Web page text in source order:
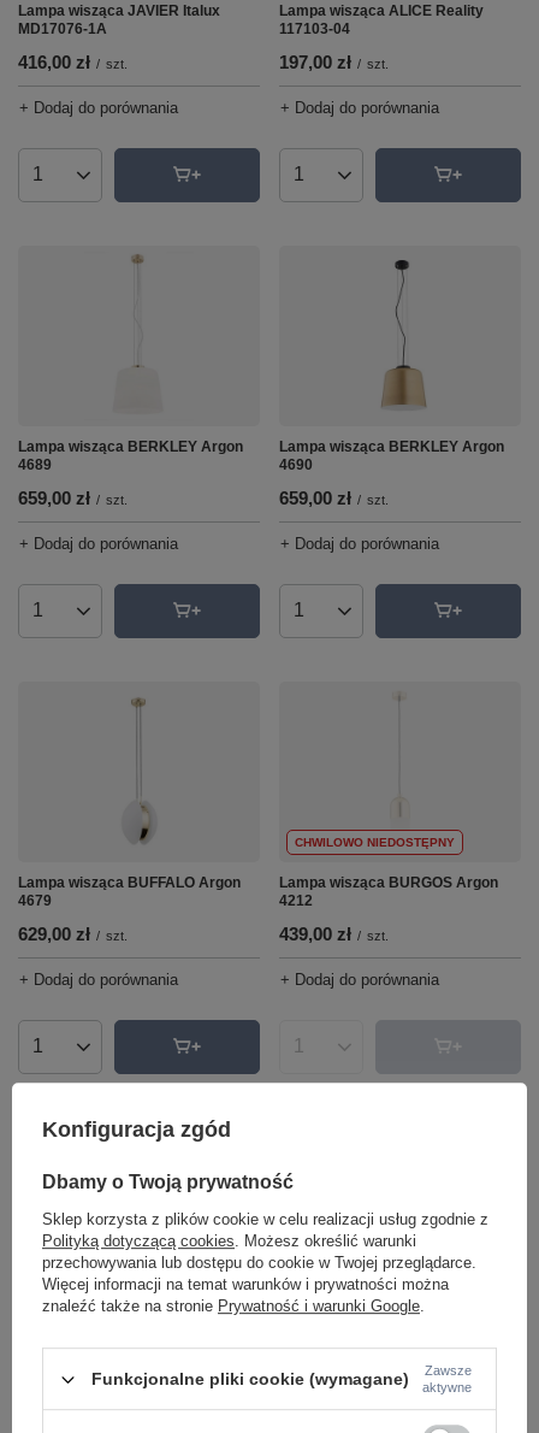
Lampa wisząca JAVIER Italux
MD17076-1A
416,00 zł / szt.
+ Dodaj do porównania
Ilość produktów
Lampa wisząca ALICE Reality
117103-04
197,00 zł / szt.
+ Dodaj do porównania
Ilość produktów
Lampa wisząca BERKLEY Argon
4689
659,00 zł / szt.
+ Dodaj do porównania
Ilość produktów
Lampa wisząca BERKLEY Argon
4690
659,00 zł / szt.
+ Dodaj do porównania
Ilość produktów
Lampa wisząca BUFFALO Argon
4679
629,00 zł / szt.
+ Dodaj do porównania
Ilość produktów
CHWILOWO NIEDOSTĘPNY
Lampa wisząca BURGOS Argon
4212
439,00 zł / szt.
+ Dodaj do porównania
Ilość produktów
Lampa wisząca GOMERA PLUS
/ szt.
+ Dodaj do porównania
Lampa wisząca tuba GOMERA
379,00 zł
+ Dodaj do porównania
Konfiguracja zgód
Dbamy o Twoją prywatność
Sklep korzysta z plików cookie w celu realizacji usług zgodnie z
Polityką dotyczącą cookies. Możesz określić warunki
przechowywania lub dostępu do cookie w Twojej przeglądarce.
Więcej informacji na temat warunków i prywatności można
znaleźć także na stronie Prywatność i warunki Google.
Funkcjonalne pliki cookie (wymagane)
Zawsze
aktywne